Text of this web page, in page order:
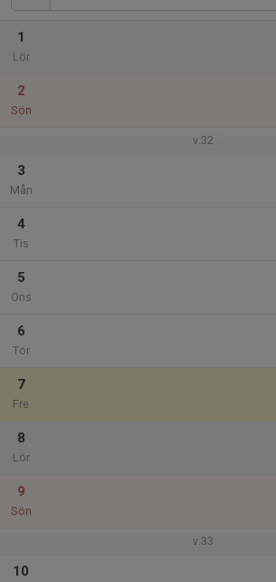
1
Lör
2
Sön
v.32
3
Mån
4
Tis
5
Ons
6
Tor
7
Fre
8
Lör
9
Sön
v.33
10